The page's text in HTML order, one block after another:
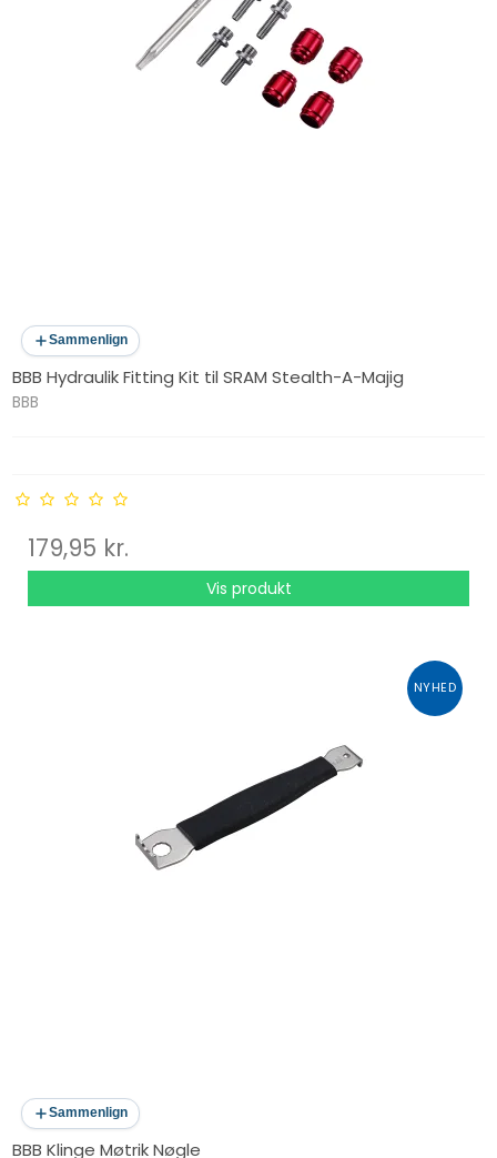
Sammenlign
BBB Hydraulik Fitting Kit til SRAM Stealth-A-Majig
BBB
179,95 kr.
Vis produkt
NYHED
Sammenlign
BBB Klinge Møtrik Nøgle